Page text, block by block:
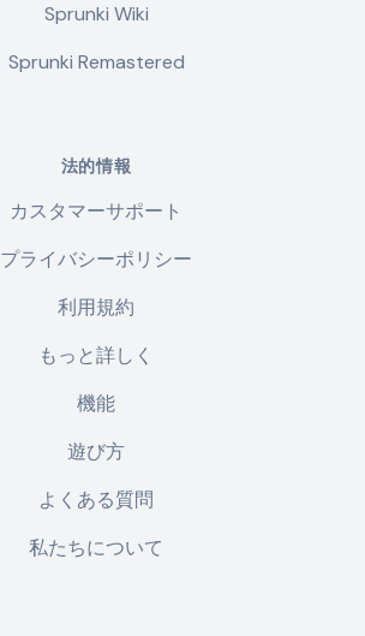
Sprunki Wiki
Sprunki Remastered
法的情報
カスタマーサポート
プライバシーポリシー
利用規約
もっと詳しく
機能
遊び方
よくある質問
私たちについて